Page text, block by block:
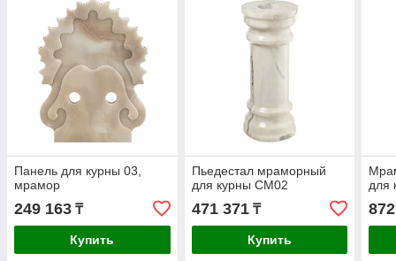
Панель для курны 03,
мрамор
249 163 ₸
Купить
Пьедестал мраморный
для курны СМ02
471 371₸
Купить
для